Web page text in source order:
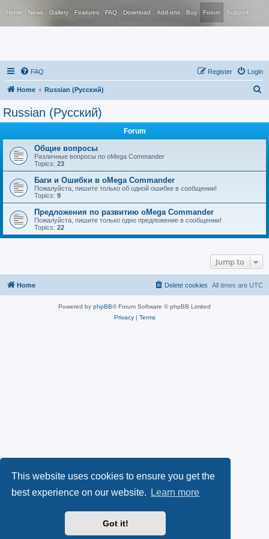
This website uses cookies to ensure you get the
best experience on our website.
Learn more
Got it!
Home News Gallery Features FAQ Download Add-ons Buy Forum Support
FAQ Login
Register
Home Russian (Русский)
Russian (Русский)
Forum
Общие вопросы
Различные вопросы по oMega Commander
Topics: 23
Баги и Ошибки в oMega Commander
Пожалуйста, пишите только об одной ошибке в сообщении!
Topics: 9
Предложения по развитию oMega Commander
Пожалуйста, пишите только одно предложение в сообщении!
Topics: 22
Jump to
Home All times are UTC
Delete cookies
Powered by phpBB® Forum Software © phpBB Limited
Privacy| Terms